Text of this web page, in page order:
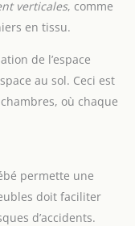
verticales, comme
en tissu.
de l’espace
au sol. Ceci est
où chaque
permette une
doit faciliter
d’accidents.